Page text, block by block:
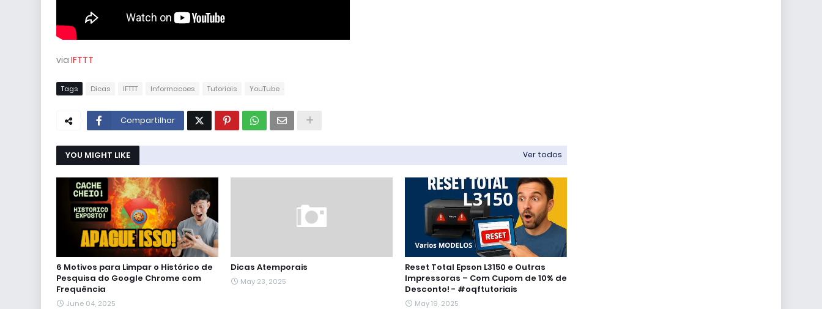
via IFTTT
Tags Dicas IFTTT Informacoes Tutoriais YouTube
Compartilhar
YOU MIGHT LIKE Ver todos
6 Motivos para Limpar o Histórico de
Pesquisa do Google Chrome com
Frequência
June 04, 2025
Dicas Atemporais
May 23, 2025
Reset Total Epson L3150 e Outras
Impressoras – Com Cupom de 10% de
Desconto! - #oqftutoriais
May 19, 2025